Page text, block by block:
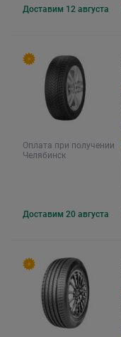
Доставим 12 августа
Оплата при получении
Челябинск
Доставим 20 августа